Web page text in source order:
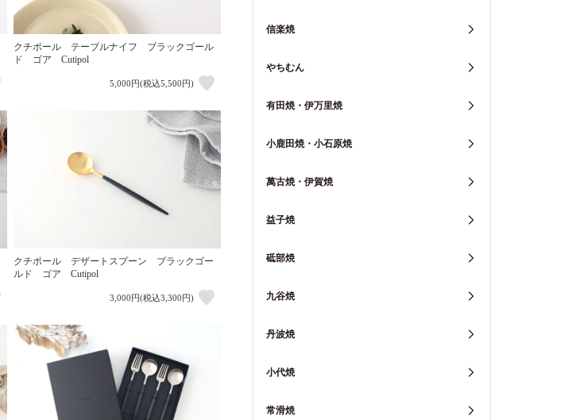
クチポール テーブルナイフ ブラックゴール
ド ゴア Cutipol
5,000円(税込5,500円)
クチポール デザートスプーン ブラックゴー
ルド ゴア Cutipol
3,000円(税込3,300円)
信楽焼
やちむん
有田焼・伊万里焼
小鹿田焼・小石原焼
萬古焼・伊賀焼
益子焼
砥部焼
九谷焼
丹波焼
小代焼
常滑焼